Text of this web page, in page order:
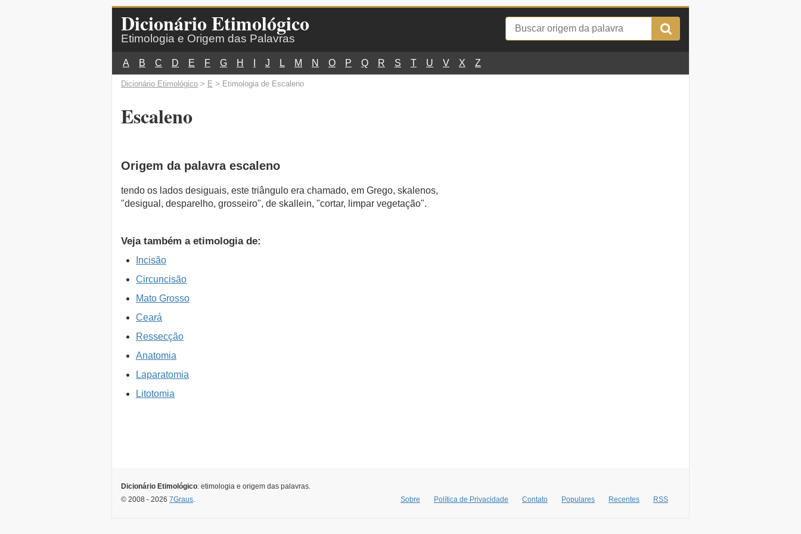
Dicionário Etimológico
Etimologia e Origem das Palavras
A B C D E F G H J L M N O P Q R S T U V X Z
Dicionário Etimológico > E > Etimologia de Escaleno
Escaleno
Origem da palavra escaleno
tendo os lados desiguais, este triângulo era chamado, em Grego, skalenos,
"desigual, desparelho, grosseiro", de skallein, "cortar, limpar vegetação".
Veja também a etimologia de:
Incisão
Circuncisão
Mato Grosso
Ceará
Ressecção
Anatomia
Laparatomia
Litotomia
Sobre Política de Privacidade Contato Populares Recentes RSS
Dicionário Etimológico: etimologia e origem das palavras.
© 2008 - 2026 7Graus.